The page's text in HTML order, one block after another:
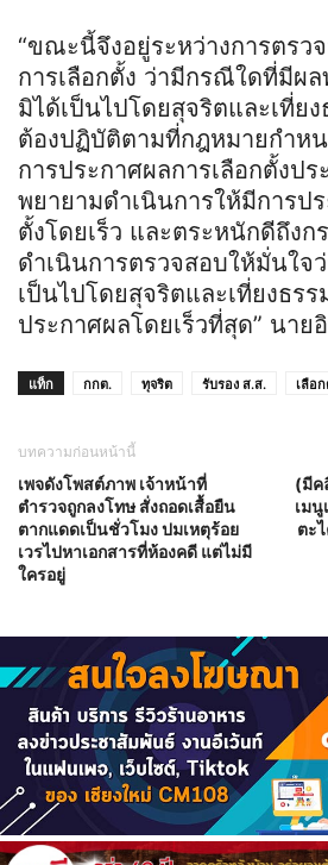
“ขณะนี้จึงอยู่ระหว่างการตรว
การเลือกตั้ง ว่ามีกรณีใดที่มีผล
มิได้เป็นไปโดยสุจริตและเที่ย
ต้องปฏิบัติตามที่กฎหมายกำห
การประกาศผลการเลือกตั้งปร
พยายามดำเนินการให้มีการป
ตั้งโดยเร็ว และตระหนักดีถึง
ดำเนินการตรวจสอบให้มั่นใจ
เป็นไปโดยสุจริตและเที่ยงธร
ประกาศผลโดยเร็วที่สุด” นาย
แท็ก กกต. ทุจริต รับรอง ส.ส. เลือก
บทความก่อนหน้านี้
เพจดังโพสต์ภาพ เจ้าหน้าที่
ตำรวจถูกลงโทษ สั่งถอดเสื้อยืน
ตากแดดเป็นชั่วโมง ปมเหตุร้อย
เวรไปหาเอกสารที่ห้องคดี แต่ไม่มี
ใครอยู่
(มีค
เม
ตะ